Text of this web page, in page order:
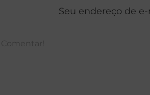
Seu endereço de